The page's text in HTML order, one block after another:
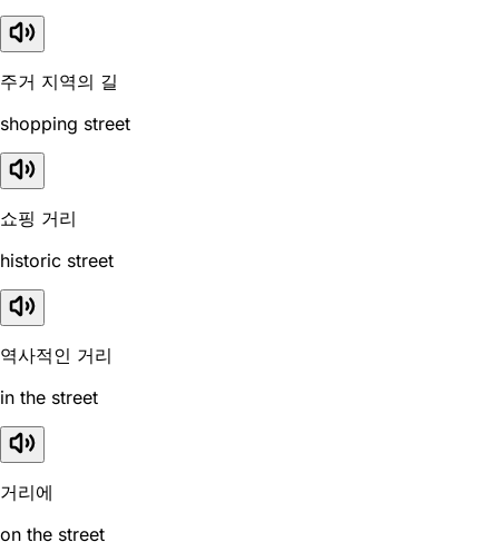
주거 지역의 길
shopping street
쇼핑 거리
historic street
역사적인 거리
in the street
거리에
on the street